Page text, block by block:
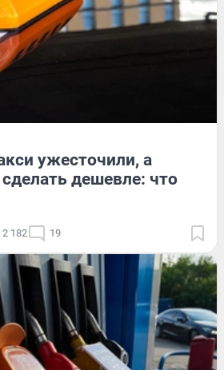
ужесточили, а
дешевле: что
2 182 19